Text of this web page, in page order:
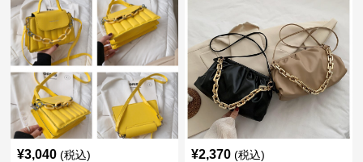
¥3,040 (税込) ¥2,370 (税込)